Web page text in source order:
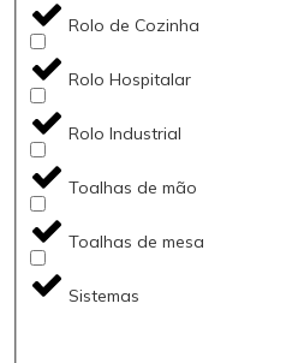
Rolo de Cozinha
Rolo Hospitalar
Rolo Industrial
Toalhas de mão
Toalhas de mesa
Sistemas